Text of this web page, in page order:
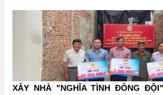
XÂY NHÀ "NGHĨA TÌNH ĐỒNG